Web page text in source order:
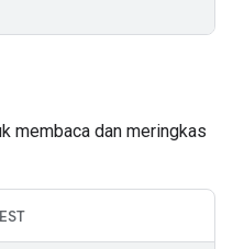
membaca dan meringkas